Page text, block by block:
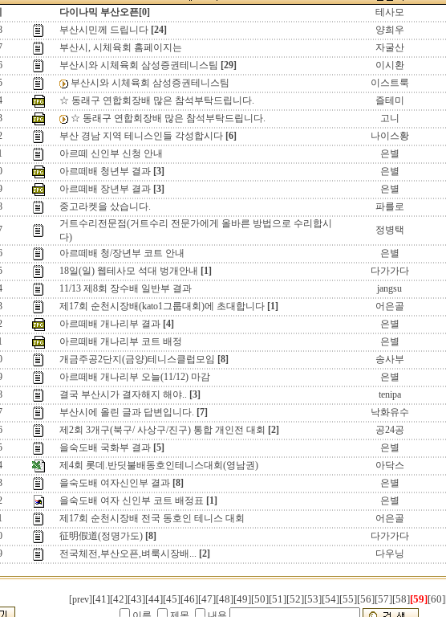
다이나믹 부산오픈[0] 테사모
부산시민께 드립니다 [24] 양희우
부산시, 시체육회 홈페이지는 자굴산
부산시와 시체육회 삼성증권테니스팀 [29] 이시환
부산시와 시체육회 삼성증권테니스팀 이스트룩
☆ 동래구 연합회장배 많은 참석부탁드립니다. 즐테미
☆ 동래구 연합회장배 많은 참석부탁드립니다. 고니
부산 경남 지역 테니스인들 각성합시다 [6] 나이스황
아르떼 신인부 신청 안내 은별
아르떼배 청년부 결과 [3] 은별
아르떼배 장년부 결과 [3] 은별
중고라켓을 샀습니다. 파를로
거트수리전문점(거트수리 전문가에게 올바른 방법으로 수리합시
다)
정병택
아르떼배 청/장년부 코트 안내 은별
18일(일) 웹테사모 석대 벙개안내 [1] 다가가다
11/13 제8회 장수배 일반부 결과 jangsu
제17회 순천시장배(kato1그룹대회)에 초대합니다 [1] 어은골
아르떼배 개나리부 결과 [4] 은별
아르떼배 개나리부 코트 배정 은별
개금주공2단지(금양)테니스클럽모임 [8] 송사부
아르떼배 개나리부 오늘(11/12) 마감 은별
결국 부산시가 결자해지 해야.. [3] tenipa
부산시에 올린 글과 답변입니다. [7] 낙화유수
제2회 3개구(북구/ 사상구/진구) 통합 개인전 대회 [2] 공24공
을숙도배 국화부 결과 [5] 은별
제4회 롯데.반딧불배동호인테니스대회(영남권) 아닥스
을숙도배 여자신인부 결과 [8] 은별
을숙도배 여자 신인부 코트 배정표 [1] 은별
제17회 순천시장배 전국 동호인 테니스 대회 어은골
征明假道(정명가도) [8] 다가가다
전국체전,부산오픈,벼룩시장배... [2] 다우닝
[prev] [41][42][43][44][45][46][47][48][49][50][51][52][53][54][55][56][57][58][59][60]